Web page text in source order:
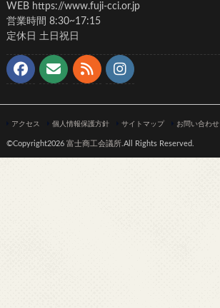
WEB https://www.fuji-cci.or.jp
営業時間 8:30~17:15
定休日 土日祝日
アクセス 個人情報保護方針 サイトマップ お問い合わせ
©Copyright2026 富士商工会議所.All Rights Reserved.